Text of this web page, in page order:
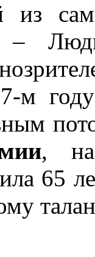
из
–
м
,
65